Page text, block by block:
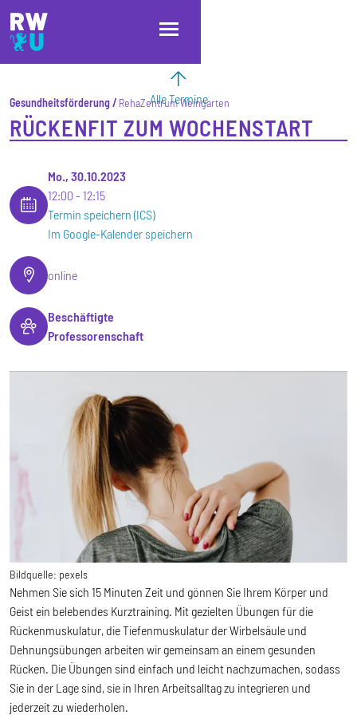
Direkt zum Inhalt
Direkt zur Hauptnavigation
Direkt zum Fußbereich
Alle Termine
Gesundheitsförderung RehaZentrum Weingarten
RÜCKENFIT ZUM WOCHENSTART
Mo., 30.10.2023
12:00
12:15
Termin speichern (ICS)
Im Google-Kalender speichern
online
Beschäftigte
Professorenschaft
Bildquelle: pexels
Nehmen Sie sich 15 Minuten Zeit und gönnen Sie Ihrem Körper und
Geist ein belebendes Kurztraining. Mit gezielten Übungen für die
Rückenmuskulatur, die Tiefenmuskulatur der Wirbelsäule und
Dehnungsübungen arbeiten wir gemeinsam an einem gesunden
Rücken. Die Übungen sind einfach und leicht nachzumachen, sodass
Sie in der Lage sind, sie in Ihren Arbeitsalltag zu integrieren und
jederzeit zu wiederholen.